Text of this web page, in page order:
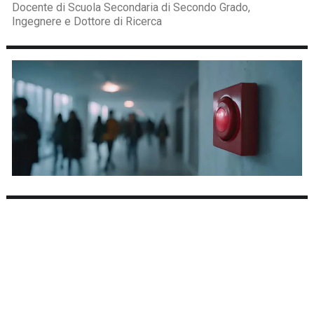
Docente di Scuola Secondaria di Secondo Grado,
Ingegnere e Dottore di Ricerca